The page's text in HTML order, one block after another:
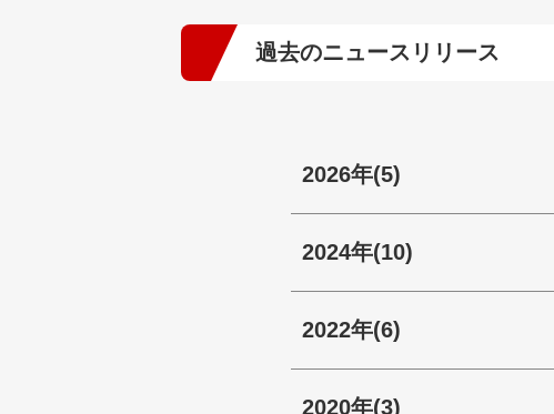
過去のニュースリリース
2026年(5)
2024年(10)
2022年(6)
2020年(3)